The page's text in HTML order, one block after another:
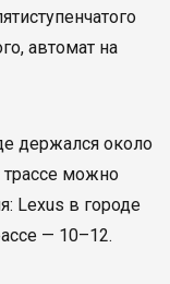
автомат на
держался около
трассе можно
Lexus в городе
— 10–12.